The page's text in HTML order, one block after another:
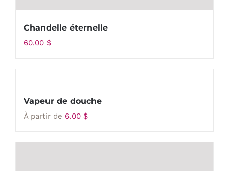
Chandelle éternelle
60.00 $
Vapeur de douche
À partir de 6.00 $